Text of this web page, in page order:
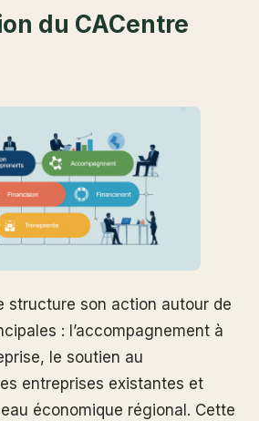
du CACentre
structure son action autour de
: l’accompagnement à
le soutien au
entreprises existantes et
économique régional. Cette